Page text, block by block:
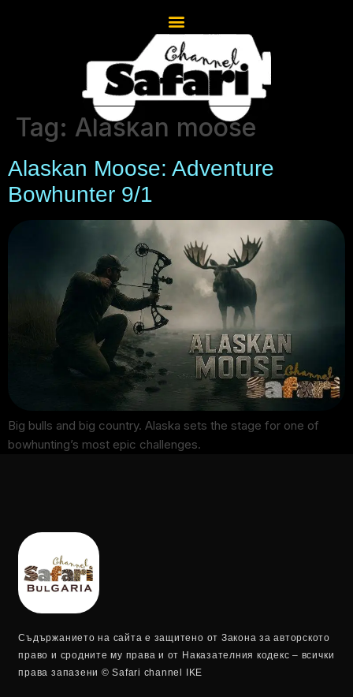
Tag: Alaskan moose
Alaskan Moose: Adventure
Bowhunter 9/1
Big bulls and big country. Alaska sets the stage for one of
bowhunting’s most epic challenges.
Съдържанието на сайта е защитено от Закона за авторското
право и сродните му права и от Наказателния кодекс – всички
права запазени © Safari channel IKE